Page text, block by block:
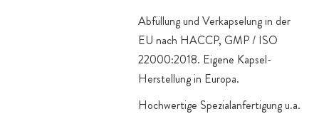
Abfüllung und Verkapselung in der
EU nach HACCP, GMP / ISO
22000:2018. Eigene Kapsel-
Herstellung in Europa.
Hochwertige Spezialanfertigung u.a.